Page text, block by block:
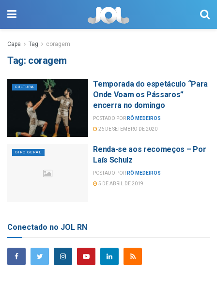
Capa Tag coragem
Tag: coragem
CULTURA
Temporada do espetáculo “Para
Onde Voam os Pássaros”
encerra no domingo
POSTADO POR RÔ MEDEIROS
26 DE SETEMBRO DE 2020
GIRO GERAL
Renda-se aos recomeços – Por
Laís Schulz
POSTADO POR RÔ MEDEIROS
5 DE ABRIL DE 2019
Conectado no JOL RN